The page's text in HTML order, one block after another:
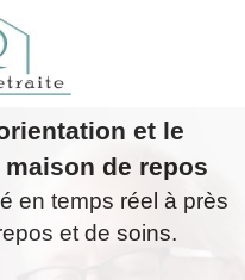
et le
de repos
en temps réel à près
et de soins.